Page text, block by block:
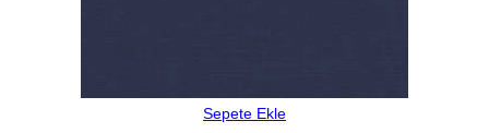
Sepete Ekle